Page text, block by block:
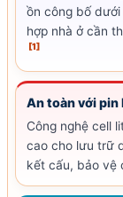
ồn công bố
hợp nhà ở cần
[1]
An toàn với pin
Công nghệ cell
cao cho lưu trữ
kết cấu, bảo vệ